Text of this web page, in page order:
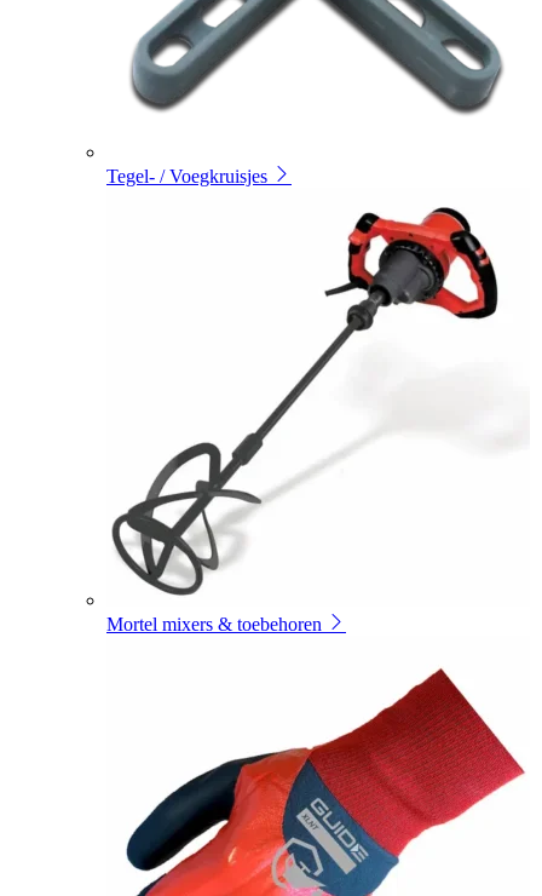
Tegel- / Voegkruisjes
Mortel mixers & toebehoren